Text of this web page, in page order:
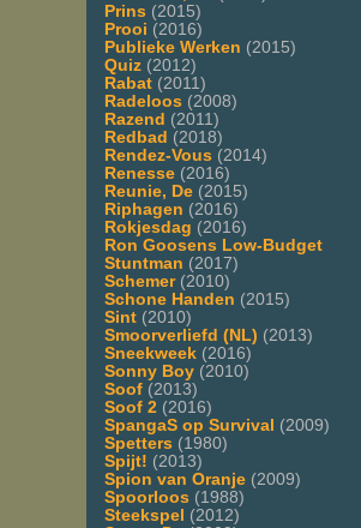
Prins (2015)
Prooi (2016)
Publieke Werken (2015)
Quiz (2012)
Rabat (2011)
Radeloos (2008)
Razend (2011)
Redbad (2018)
Rendez-Vous (2014)
Renesse (2016)
Reunie, De (2015)
Riphagen (2016)
Rokjesdag (2016)
Ron Goosens Low-Budget
Stuntman (2017)
Schemer(2010)
Schone Handen (2015)
Sint (2010)
Smoorverliefd (NL) (2013)
Sneekweek (2016)
Sonny Boy (2010)
Soof (2013)
Soof 2 (2016)
SpangaS op Survival (2009)
Spetters (1980)
Spijt! (2013)
Spion van Oranje (2009)
Spoorloos (1988)
Steekspel (2012)